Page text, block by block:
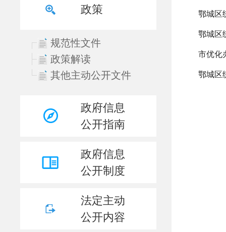
政策
规范性文件
政策解读
其他主动公开文件
政府信息
公开指南
政府信息
公开制度
法定主动
公开内容